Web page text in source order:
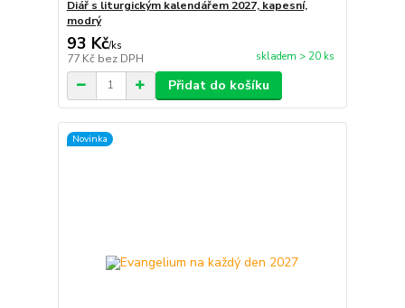
Diář s liturgickým kalendářem 2027, kapesní,
modrý
93 Kč/ks
77 Kč bez DPH skladem > 20 ks
Přidat do košíku
Novinka